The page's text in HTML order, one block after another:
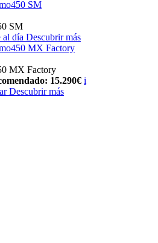
SM
SM
al día Descubrir más
MX Factory
MX Factory
15.290€ i
Descubrir más